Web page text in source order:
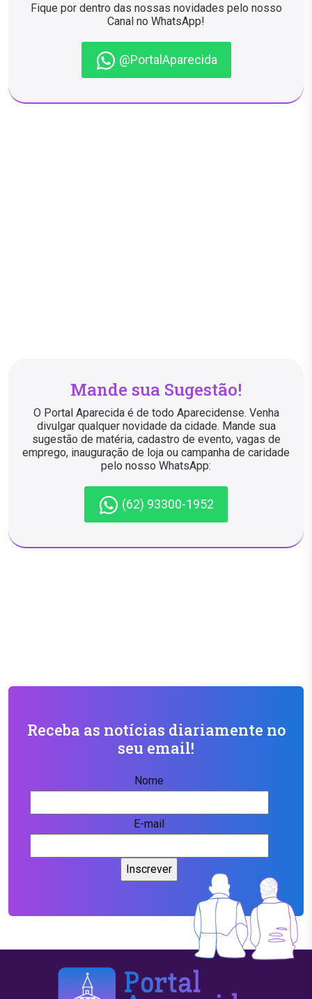
Fique por dentro das nossas novidades pelo nosso
Canal no WhatsApp!
@PortalAparecida
Mande sua Sugestão!
O Portal Aparecida é de todo Aparecidense. Venha
divulgar qualquer novidade da cidade. Mande sua
sugestão de matéria, cadastro de evento, vagas de
emprego, inauguração de loja ou campanha de caridade
pelo nosso WhatsApp:
(62) 93300-1952
Receba as notícias diariamente no
seu email!
Nome
E-mail